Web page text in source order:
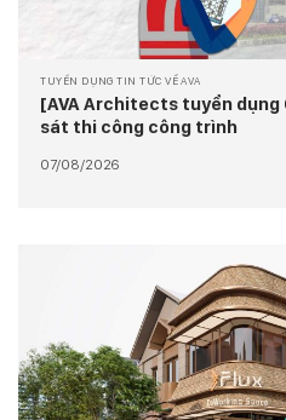
TUYỂN DỤNG TIN TỨC VỀ AVA
[AVA Architects tuyển dụng
sát thi công công trình
07/08/2026